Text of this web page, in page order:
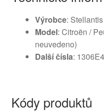
Výrobce: Stellantis
Model: Citroën /
neuvedeno)
Další čísla:
Kódy produktů